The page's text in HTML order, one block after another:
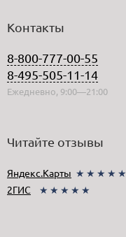
Контакты
8-800-777-00-55
8-495-505-11-14
Ежедневно, 9:00—21:00
Читайте отзывы
Яндекс.Карты ★★★★★
2ГИС
★★★★★